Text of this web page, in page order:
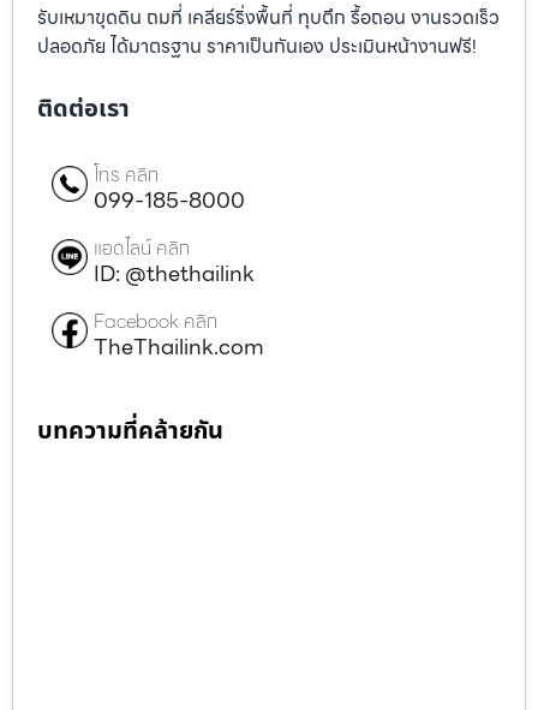
รับเหมาขุดดิน ถมที่ เคลียร์ริ่งพื้นที่ ทุบตึก รื้อถอน งานรวดเร็ว
ปลอดภัย ได้มาตรฐาน ราคาเป็นกันเอง ประเมินหน้างานฟรี!
ติดต่อเรา
โทร คลิก
099-185-8000
แอดไลน์ คลิก
ID: @thethailink
Facebook คลิก
TheThailink.com
บทความที่คล้ายกัน